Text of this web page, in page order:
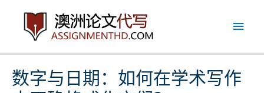
主
菜
单
数字与日期：如何在学术写作